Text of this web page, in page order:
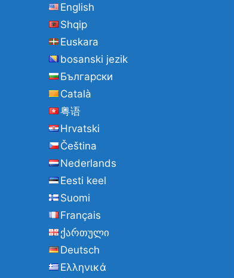
English
Shqip
Euskara
bosanski jezik
Български
Català
粤语
Hrvatski
Čeština
Nederlands
Eesti keel
Suomi
Français
ქართული
Deutsch
Ελληνικά